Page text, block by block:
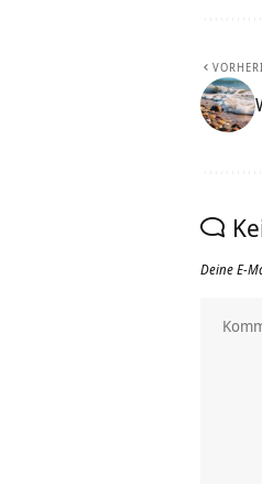
Deine E-